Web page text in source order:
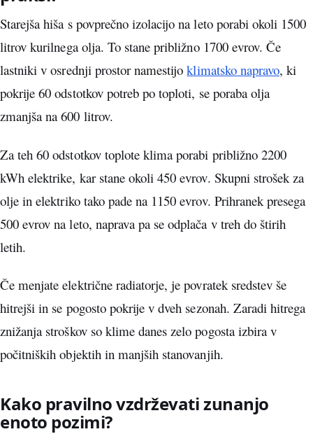
Starejša hiša s povprečno izolacijo na leto porabi okoli 1500
litrov kurilnega olja. To stane približno 1700 evrov. Če
lastniki v osrednji prostor namestijoklimatsko napravo, ki
pokrije 60 odstotkov potreb po toploti, se poraba olja
zmanjša na 600 litrov.
Za teh 60 odstotkov toplote klima porabi približno 2200
kWh elektrike, kar stane okoli 450 evrov. Skupni strošek za
olje in elektriko tako pade na 1150 evrov. Prihranek presega
500 evrov na leto, naprava pa se odplača v treh do štirih
letih.
Če menjate električne radiatorje, je povratek sredstev še
hitrejši in se pogosto pokrije v dveh sezonah. Zaradi hitrega
znižanja stroškov so klime danes zelo pogosta izbira v
počitniških objektih in manjših stanovanjih.
Kako pravilno vzdrževati zunanjo
enoto pozimi?